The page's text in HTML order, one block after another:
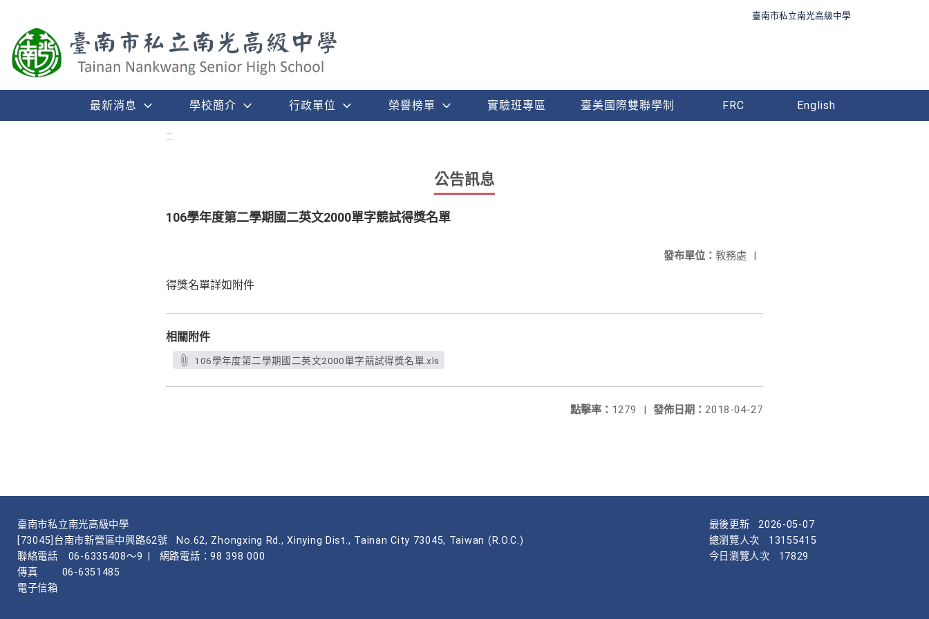
臺南市私立南光高級中學
最新消息 學校簡介 行政單位 榮譽榜單 實驗班專區 臺美國際雙聯學制 FRC English
:::
公告訊息
106學年度第二學期國二英文2000單字競試得獎名單
發布單位： 教務處 |
得獎名單詳如附件
相關附件
106學年度第二學期國二英文2000單字競試得獎名單.xls
發佈日期： 2018-04-27
點擊率： 1279 |
臺南市私立南光高級中學
[73045]台南市新營區中興路62號
No.62, Zhongxing Rd., Xinying Dist., Tainan City 73045, Taiwan (R.O.C.)
聯絡電話
06-6335408～9
網路電話：98 398 000
傳真
06-6351485
電子信箱
最後更新
2026-05-07
總瀏覽人次
13155415
今日瀏覽人次
17829